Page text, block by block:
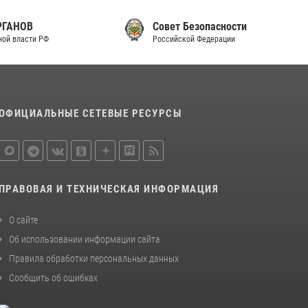
Совет Безопасности
Российской Федерации
СЕТЕВЫЕ РЕСУРСЫ
ПРАВОВАЯ И ТЕХНИЧЕСКАЯ ИНФОРМАЦИЯ
О сайте
Об использовании информации сайта
Правила обработки персональных данных
Сообщить об ошибках